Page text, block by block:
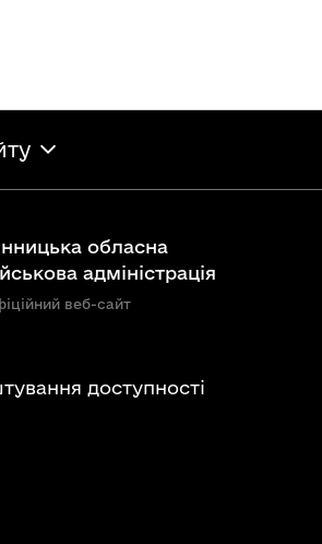
обласна
адміністрація
веб-сайт
доступності